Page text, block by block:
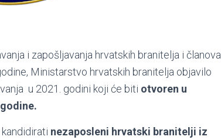
i zapošljavanja hrvatskih branitelja i članova
Ministarstvo hrvatskih branitelja objavilo
u 2021. godini koji će biti otvoren u
nezaposleni hrvatski branitelji iz